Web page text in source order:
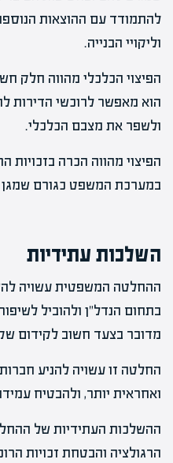
להתמודד עם ההוצאות
וליקויי הבנייה.
הפיצוי הכלכלי מהווה חלק
הוא מאפשר לרוכשי הדירות
ולשפר את מצבם הכלכלי.
הפיצוי מהווה הכרה בזכויות
במערכת המשפט כגורם שמגן
השלכות עתידיות
ההחלטה המשפטית עשויה
בתחום הנדל"ן ולהוביל
מדובר בצעד חשוב לקידום
החלטה זו עשויה להניע
ואחראית יותר, ולהבטיח
ההשלכות העתידיות של
הרגולציה והבטחת זכויות